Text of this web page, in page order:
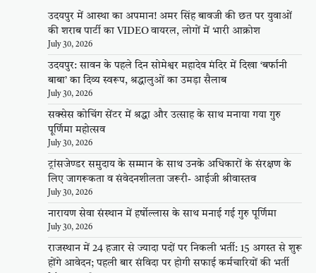
उदयपुर में आस्था का अपमान! अमर सिंह बावजी की छत पर युवाओं
की शराब पार्टी का VIDEO वायरल, लोगों में भारी आक्रोश
July 30, 2026
उदयपुर: सावन के पहले दिन सोमेश्वर महादेव मंदिर में दिखा ‘बर्फानी
बाबा’ का दिव्य स्वरूप, श्रद्धालुओं का उमड़ा सैलाब
July 30, 2026
सक्सेस कोचिंग सेंटर में श्रद्धा और उत्साह के साथ मनाया गया गुरु
पूर्णिमा महोत्सव
July 30, 2026
ट्रांसजेण्डर समुदाय के सम्मान के साथ उनके अधिकारों के संरक्षण के
लिए जागरूकता व संवेदनशीलता जरूरी- आईजी श्रीवास्तव
July 30, 2026
नारायण सेवा संस्थान में हर्षोल्लास के साथ मनाई गई गुरु पूर्णिमा
July 30, 2026
राजस्थान में 24 हजार से ज्यादा पदों पर निकली भर्ती: 15 अगस्त से शुरू
होंगे आवेदन; पहली बार संविदा पर होगी सफाई कर्मचारियों की भर्ती